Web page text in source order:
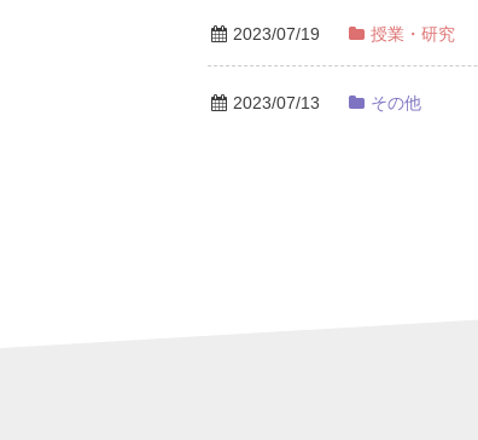
2023/07/19 授業・研究
2023/07/13 その他